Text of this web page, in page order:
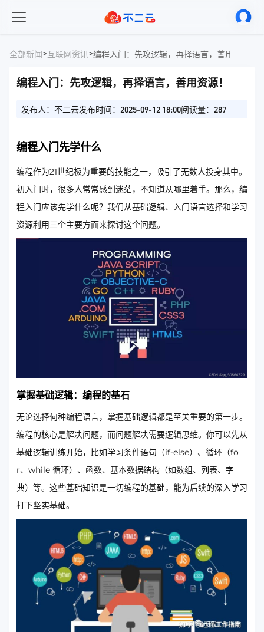
全部新闻>互联网资讯>编程入门：先攻逻辑，再择语言，善用资源！
编程入门：先攻逻辑，再择语言，善用资源！
发布人：不二云发布时间：2025-09-12 18:00阅读量：287
编程入门先学什么
编程作为21世纪极为重要的技能之一，吸引了无数人投身其中。
初入门时，很多人常常感到迷茫，不知道从哪里着手。那么，编
程入门应该先学什么呢？我们从基础逻辑、入门语言选择和学习
资源利用三个主要方面来探讨这个问题。
掌握基础逻辑：编程的基石
无论选择何种编程语言，掌握基础逻辑都是至关重要的第一步。
编程的核心是解决问题，而问题解决需要逻辑思维。你可以先从
基础逻辑训练开始，比如学习条件语句（if-else）、循环（fo
r、while 循环）、函数、基本数据结构（如数组、列表、字
典）等。这些基础知识是一切编程的基础，能为后续的深入学习
打下坚实基础。